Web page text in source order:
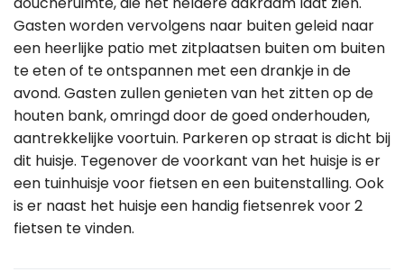
Gasten worden vervolgens naar buiten geleid naar
een heerlijke patio met zitplaatsen buiten om buiten
te eten of te ontspannen met een drankje in de
avond. Gasten zullen genieten van het zitten op de
houten bank, omringd door de goed onderhouden,
aantrekkelijke voortuin. Parkeren op straat is dicht bij
dit huisje. Tegenover de voorkant van het huisje is er
een tuinhuisje voor fietsen en een buitenstalling. Ook
is er naast het huisje een handig fietsenrek voor 2
fietsen te vinden.